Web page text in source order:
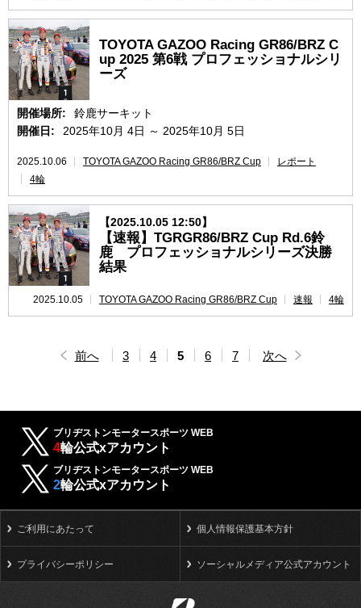
TOYOTA GAZOO Racing GR86/BRZ C
up 2025 第6戦 プロフェッショナルシリ
ーズ
開催場所:
鈴鹿サーキット
開催日:
2025年10月 4日 ～ 2025年10月 5日
2025.10.06 TOYOTA GAZOO Racing GR86/BRZ Cup
レポート
4輪
【2025.10.05 12:50】
【速報】TGRGR86/BRZ Cup Rd.6鈴
鹿 プロフェッショナルシリーズ決勝
結果
2025.10.05 TOYOTA GAZOO Racing GR86/BRZ Cup 速報 4輪
前へ 3 4 5 6 7 次へ
ブリヂストンモータースポーツ WEB
4輪公式xアカウント
ブリヂストンモータースポーツ WEB
2輪公式xアカウント
ご利用にあたって 個人情報保護基本方針
プライバシーポリシー ソーシャルメディア公式アカウント